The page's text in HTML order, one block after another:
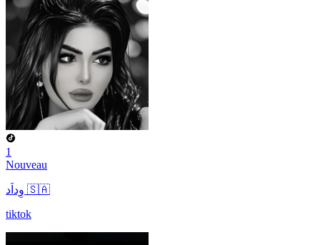
1
Nouveau
وِداَد 🇸🇦
tiktok